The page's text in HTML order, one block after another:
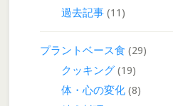
過去記事(11)
プラントベース食 (29)
クッキング(19)
体・心の変化(8)